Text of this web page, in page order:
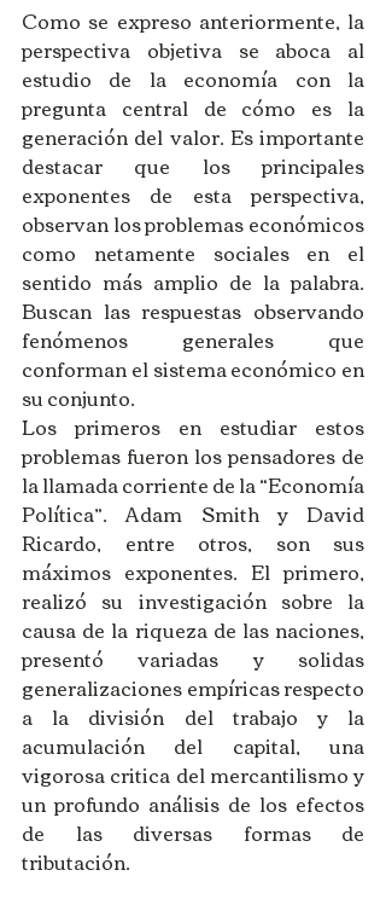
Como se expreso anteriormente, la
perspectiva objetiva se aboca al
estudio de la economía con la
pregunta central de cómo es la
generación del valor. Es importante
destacar que los principales
exponentes de esta perspectiva,
observan los problemas económicos
como netamente sociales en el
sentido más amplio de la palabra.
Buscan las respuestas observando
fenómenos generales que
conforman el sistema económico en
su conjunto.
Los primeros en estudiar estos
problemas fueron los pensadores de
la llamada corriente de la “Economía
Política”. Adam Smith y David
Ricardo, entre otros, son sus
máximos exponentes. El primero,
realizó su investigación sobre la
causa de la riqueza de las naciones,
presentó variadas y solidas
generalizaciones empíricas respecto
a la división del trabajo y la
acumulación del capital, una
vigorosa critica del mercantilismo y
un profundo análisis de los efectos
de las diversas formas de
tributación.